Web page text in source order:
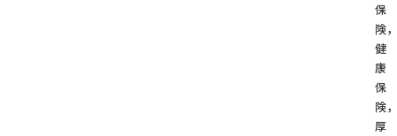
保
険，
健
康
保
険，
厚